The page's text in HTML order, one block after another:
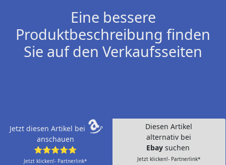
Eine bessere
Produktbeschreibung finden
Sie auf den Verkaufsseiten
Jetzt diesen Artikel bei
anschauen
⭐⭐⭐⭐⭐
Jetzt klicken!- Partnerlink*
Diesen Artikel
alternativ bei
Ebay suchen
Jetzt klicken!- Partnerlink*